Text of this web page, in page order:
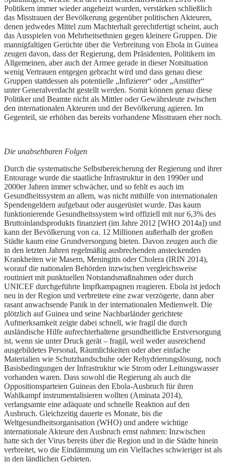
Politikern immer wieder angeheizt wurden, verstärken schließlich
das Misstrauen der Bevölkerung gegenüber politischen Akteuren,
denen jedwedes Mittel zum Machterhalt gerechtfertigt scheint, auch
das Ausspielen von Mehrheitsethnien gegen kleinere Gruppen. Die
mannigfaltigen Gerüchte über die Verbreitung von Ebola in Guinea
zeugen davon, dass der Regierung, dem Präsidenten, Politikern im
Allgemeinen, aber auch der Armee gerade in dieser Notsituation
wenig Vertrauen entgegen gebracht wird und dass genau diese
Gruppen stattdessen als potentielle „Infizierer“ oder „Anstifter“
unter Generalverdacht gestellt werden. Somit können genau diese
Politiker und Beamte nicht als Mittler oder Gewährsleute zwischen
den internationalen Akteuren und der Bevölkerung agieren. Im
Gegenteil, sie erhöhen das bereits vorhandene Misstrauen eher noch.
Die unabsehbaren Folgen
Durch die systematische Selbstbereicherung der Regierung und ihrer
Entourage wurde die staatliche Infrastruktur in den 1990er und
2000er Jahren immer schwächer, und so fehlt es auch im
Gesundheitssystem an allem, was nicht mithilfe von internationalen
Spendengeldern aufgebaut oder ausgerüstet wurde. Das kaum
funktionierende Gesundheitssystem wird offiziell mit nur 6,3% des
Bruttoinlandsprodukts finanziert (im Jahre 2012 [WHO 2014a]) und
kann der Bevölkerung von ca. 12 Millionen außerhalb der großen
Städte kaum eine Grundversorgung bieten. Davon zeugen auch die
in den letzten Jahren regelmäßig ausbrechenden ansteckenden
Krankheiten wie Masern, Meningitis oder Cholera (IRIN 2014),
worauf die nationalen Behörden inzwischen vergleichsweise
routiniert mit punktuellen Notstandsmaßnahmen oder durch
UNICEF durchgeführte Impfkampagnen reagieren. Ebola ist jedoch
neu in der Region und verbreitete eine zwar verzögerte, dann aber
rasant anwachsende Panik in der internationalen Medienwelt. Die
plötzlich auf Guinea und seine Nachbarländer gerichtete
Aufmerksamkeit zeigte dabei schnell, wie fragil die durch
ausländische Hilfe aufrechterhaltene gesundheitliche Erstversorgung
ist, wenn sie unter Druck gerät – fragil, weil weder ausreichend
ausgebildetes Personal, Räumlichkeiten oder aber einfache
Materialien wie Schutzhandschuhe oder Rehydrierungslösung, noch
Basisbedingungen der Infrastruktur wie Strom oder Leitungswasser
vorhanden waren. Dass sowohl die Regierung als auch die
Oppositionsparteien Guineas den Ebola-Ausbruch für ihren
Wahlkampf instrumentalisieren wollten (Aminata 2014),
verlangsamte eine adäquate und schnelle Reaktion auf den
Ausbruch. Gleichzeitig dauerte es Monate, bis die
Weltgesundheitsorganisation (WHO) und andere wichtige
internationale Akteure den Ausbruch ernst nahmen: Inzwischen
hatte sich der Virus bereits über die Region und in die Städte hinein
verbreitet, wo die Eindämmung um ein Vielfaches schwieriger ist als
in den ländlichen Gebieten.